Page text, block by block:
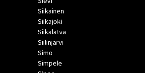
Siikainen
Siikajoki
Siikalatva
Siilinjärvi
Simo
Simpele